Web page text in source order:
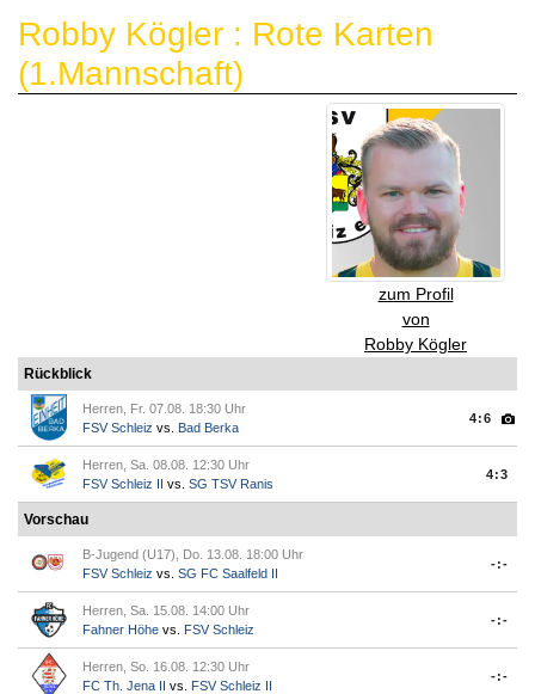
Robby Kögler : Rote Karten
(1.Mannschaft)
zum Profil
von
Robby Kögler
Rückblick
Herren, Fr. 07.08. 18:30 Uhr
FSV Schleiz vs. Bad Berka
4:6
Herren, Sa. 08.08. 12:30 Uhr
FSV Schleiz II vs. SG TSV Ranis
4:3
Vorschau
B-Jugend (U17), Do. 13.08. 18:00 Uhr
FSV Schleiz vs. SG FC Saalfeld II
-:-
Herren, Sa. 15.08. 14:00 Uhr
Fahner Höhe vs. FSV Schleiz
-:-
Herren, So. 16.08. 12:30 Uhr
FC Th. Jena II vs. FSV Schleiz II
-:-